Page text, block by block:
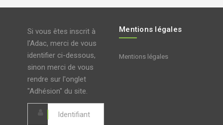
Si vous êtes inscrit à
l'Adac, merci de vous
identifier ci-dessous,
sinon merci de vous
rendre sur l'onglet
"Adhésion" du site.
Mentions légales
Mentions légales